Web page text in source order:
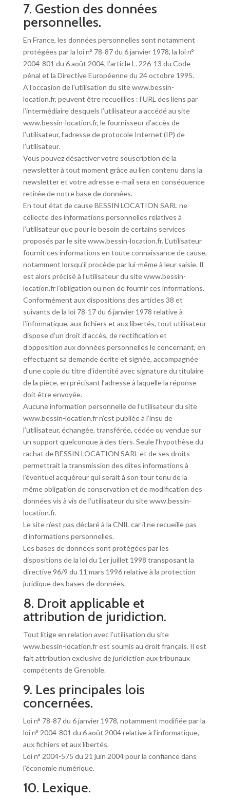
7. Gestion des données
personnelles.
En France, les données personnelles sont notamment
protégées par la loi n° 78-87 du 6 janvier 1978, la loi n°
2004-801 du 6 août 2004, l’article L. 226-13 du Code
pénal et la Directive Européenne du 24 octobre 1995.
A l’occasion de l’utilisation du site www.bessin-
location.fr, peuvent être recueillies : l’URL des liens par
l’intermédiaire desquels l’utilisateur a accédé au site
www.bessin-location.fr, le fournisseur d’accès de
l’utilisateur, l’adresse de protocole Internet (IP) de
l’utilisateur.
Vous pouvez désactiver votre souscription de la
newsletter à tout moment grâce au lien contenu dans la
newsletter et votre adresse e-mail sera en conséquence
retirée de notre base de données.
En tout état de cause BESSIN LOCATION SARL ne
collecte des informations personnelles relatives à
l’utilisateur que pour le besoin de certains services
proposés par le site www.bessin-location.fr. L’utilisateur
fournit ces informations en toute connaissance de cause,
notamment lorsqu’il procède par lui-même à leur saisie. Il
est alors précisé à l’utilisateur du site www.bessin-
location.fr l’obligation ou non de fournir ces informations.
Conformément aux dispositions des articles 38 et
suivants de la loi 78-17 du 6 janvier 1978 relative à
l’informatique, aux fichiers et aux libertés, tout utilisateur
dispose d’un droit d’accès, de rectification et
d’opposition aux données personnelles le concernant, en
effectuant sa demande écrite et signée, accompagnée
d’une copie du titre d’identité avec signature du titulaire
de la pièce, en précisant l’adresse à laquelle la réponse
doit être envoyée.
Aucune information personnelle de l’utilisateur du site
www.bessin-location.fr n’est publiée à l’insu de
l’utilisateur, échangée, transférée, cédée ou vendue sur
un support quelconque à des tiers. Seule l’hypothèse du
rachat de BESSIN LOCATION SARL et de ses droits
permettrait la transmission des dites informations à
l’éventuel acquéreur qui serait à son tour tenu de la
même obligation de conservation et de modification des
données vis à vis de l’utilisateur du site www.bessin-
location.fr.
Le site n’est pas déclaré à la CNIL car il ne recueille pas
d’informations personnelles.
Les bases de données sont protégées par les
dispositions de la loi du 1er juillet 1998 transposant la
directive 96/9 du 11 mars 1996 relative à la protection
juridique des bases de données.
8. Droit applicable et
attribution de juridiction.
Tout litige en relation avec l’utilisation du site
www.bessin-location.fr est soumis au droit français. Il est
fait attribution exclusive de juridiction aux tribunaux
compétents de Grenoble.
9. Les principales lois
concernées.
Loi n° 78-87 du 6 janvier 1978, notamment modifiée par la
loi n° 2004-801 du 6 août 2004 relative à l’informatique,
aux fichiers et aux libertés.
Loi n° 2004-575 du 21 juin 2004 pour la confiance dans
l’économie numérique.
10. Lexique.